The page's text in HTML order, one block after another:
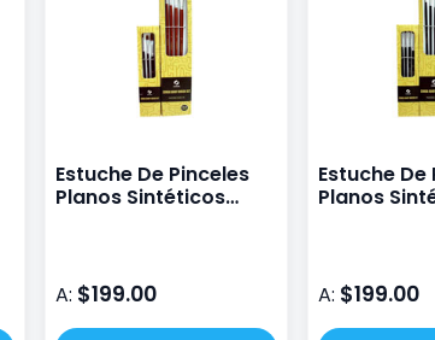
Estuche De Pinceles
Planos Sintéticos
A: $199.00
Estuche De
Planos
A: $199.00